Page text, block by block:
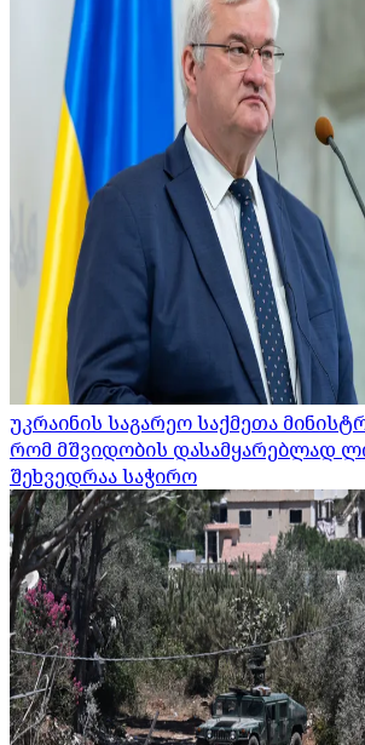
უკრაინის საგარეო საქმეთა
რომ მშვიდობის დასამყარებლად
შეხვედრაა საჭირო